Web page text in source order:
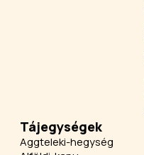
Tájegységek
Aggteleki-hegység